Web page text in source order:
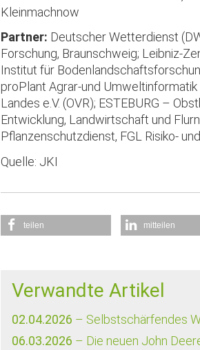
Kleinmachnow
Partner: Deutscher Wetterdienst
Forschung, Braunschweig; Leibniz-
Institut für
proPlant Agrar-und
Landes e.V. (OVR); ESTEBURG –
Entwicklung, Landwirtschaft und
Pflanzenschutzdienst, FGL Risiko-
Quelle: JKI
teilen mitteilen
Verwandte Artikel
02.04.2026 – Selbstschärfendes
06.03.2026 – Die neuen John